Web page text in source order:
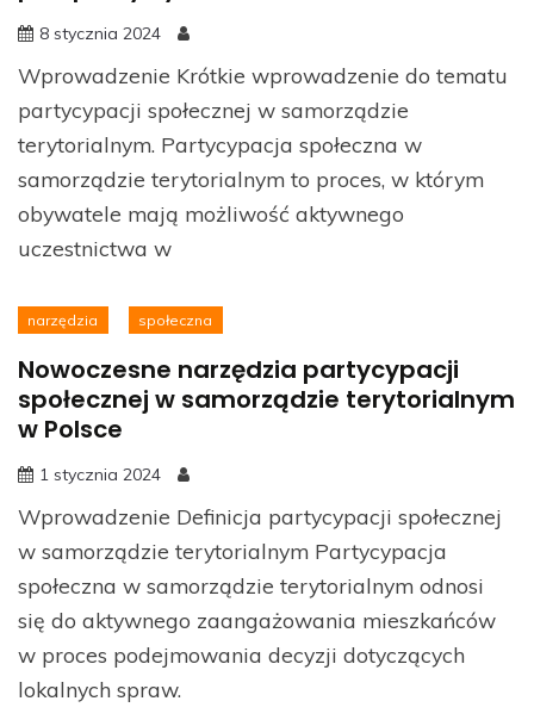
8 stycznia 2024
Wprowadzenie Krótkie wprowadzenie do tematu
partycypacji społecznej w samorządzie
terytorialnym. Partycypacja społeczna w
samorządzie terytorialnym to proces, w którym
obywatele mają możliwość aktywnego
uczestnictwa w
narzędzia społeczna
Nowoczesne narzędzia partycypacji
społecznej w samorządzie terytorialnym
w Polsce
1 stycznia 2024
Wprowadzenie Definicja partycypacji społecznej
w samorządzie terytorialnym Partycypacja
społeczna w samorządzie terytorialnym odnosi
się do aktywnego zaangażowania mieszkańców
w proces podejmowania decyzji dotyczących
lokalnych spraw.